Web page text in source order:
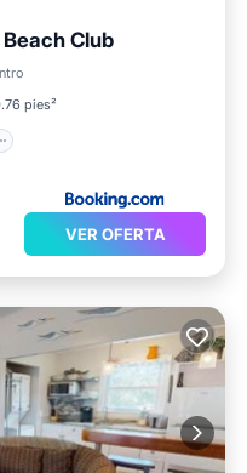
Club
pies²
Piscina
VER OFERTA